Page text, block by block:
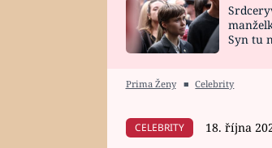
HOROSKOP NA
Syn tu
Prima Ženy ■ Celebrity
CELEBRITY 18. října